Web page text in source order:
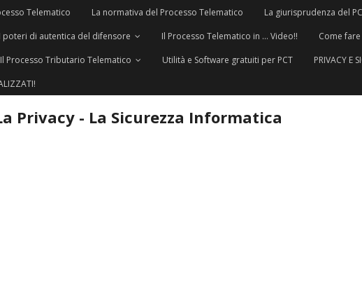
Telematico La normativa del Processo Telematico
La giurisprudenza del
I poteri di autentica del difensore Il Processo Telematico in … Video!!
Come
Il Processo Tributario Telematico Utilità e Software gratuiti per PCT
PRIVACY E
Privacy - La Sicurezza Informatica